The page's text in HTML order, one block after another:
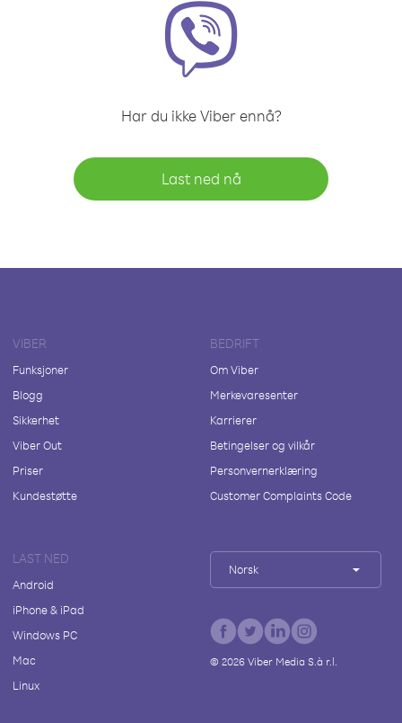
Har du ikke Viber ennå?
Last ned nå
VIBER
Funksjoner
Blogg
Sikkerhet
Viber Out
Priser
Kundestøtte
BEDRIFT
Om Viber
Merkevaresenter
Karrierer
Betingelser og vilkår
Personvernerklæring
Customer Complaints Code
LAST NED
Android
iPhone & iPad
Windows PC
Mac
Linux
Norsk
© 2026Viber Media S.à r.l.